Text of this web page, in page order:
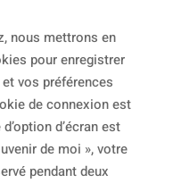
nous mettrons en
pour enregistrer
vos préférences
de connexion est
d’écran est
de moi », votre
pendant deux